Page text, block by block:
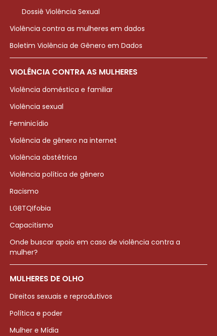
Dossiê Violência Sexual
Violência contra as mulheres em dados
Boletim Violência de Gênero em Dados
VIOLÊNCIA CONTRA AS MULHERES
Violência doméstica e familiar
Violência sexual
Feminicídio
Violência de gênero na internet
Violência obstétrica
Violência política de gênero
Racismo
LGBTQIfobia
Capacitismo
Onde buscar apoio em caso de violência contra a
mulher?
MULHERES DE OLHO
Direitos sexuais e reprodutivos
Política e poder
Mulher e Mídia